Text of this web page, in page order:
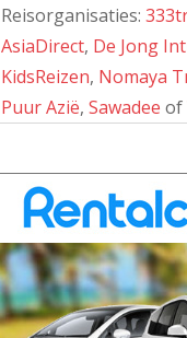
Reisorganisaties:
AsiaDirect, De Jong
KidsReizen, Nomaya
Puur Azië, Sawadee of